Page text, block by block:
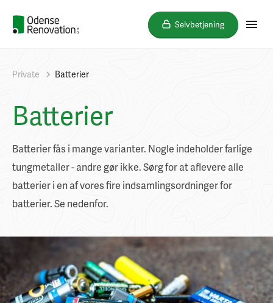
Selvbetjening
Private Batterier
Batterier
Batterier fås i mange varianter. Nogle indeholder farlige
tungmetaller - andre gør ikke. Sørg for at aflevere alle
batterier i en af vores fire indsamlingsordninger for
batterier. Se nedenfor.